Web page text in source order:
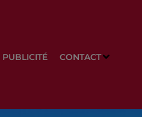
PUBLICITÉ CONTACT